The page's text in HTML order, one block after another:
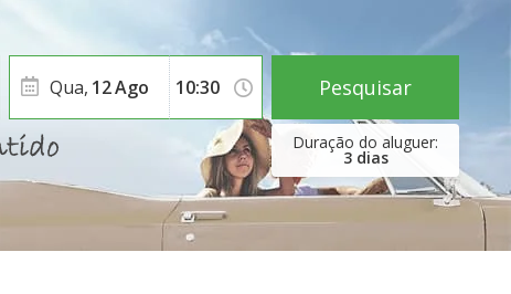
English (US)
Polski
Română
Ελληνικά
Hrvatski
العربية
3 dias
Qua, 12Ago Pesquisar